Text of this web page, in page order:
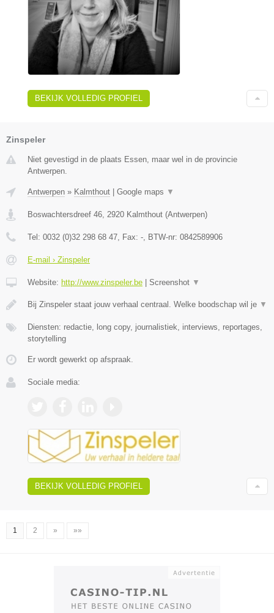
BEKIJK VOLLEDIG PROFIEL
Zinspeler
Niet gevestigd in de plaats Essen, maar wel in de provincie
Antwerpen.
Antwerpen » Kalmthout | Google maps ▼
Boswachtersdreef 46 2920 Kalmthout (Antwerpen)
Tel: 0032 (0)32 298 68 47 , Fax: - , BTW-nr: 0842589906
E-mail › Zinspeler
Website: http://www.zinspeler.be | Screenshot ▼
Bij Zinspeler staat jouw verhaal centraal. Welke boodschap wil je ▼
Diensten: redactie, long copy, journalistiek, interviews, reportages,
storytelling
Er wordt gewerkt op afspraak.
Sociale media:
BEKIJK VOLLEDIG PROFIEL
1 2 » »»